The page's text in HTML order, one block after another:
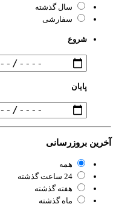
سال گذشته
سفارشی
شروع
پایان
بروزرسانی
همه
24 ساعت گذشته
هفته گذشته
ماه گذشته